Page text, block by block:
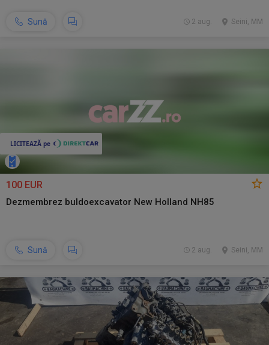
Sună Seini, MM
2 aug.
100 EUR
Dezmembrez buldoexcavator New Holland NH85
Sună Seini, MM
2 aug.